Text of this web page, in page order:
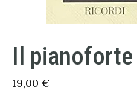
Il
19,00 €